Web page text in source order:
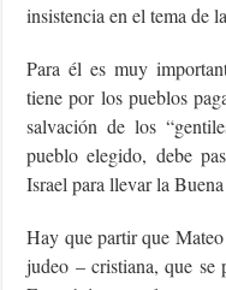
insistencia en el tema de
Para él es muy
tiene por los pueblos
salvación de los
pueblo elegido, debe
Israel para llevar la
Hay que partir que
judeo – cristiana, que se